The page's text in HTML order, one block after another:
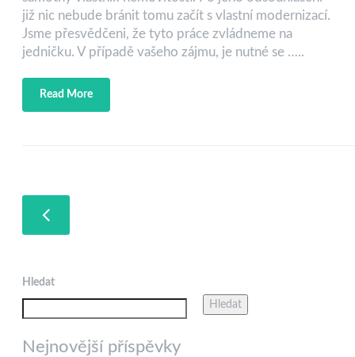
již nic nebude bránit tomu začít s vlastní modernizací.
Jsme přesvědčeni, že tyto práce zvládneme na
jedničku. V případě vašeho zájmu, je nutné se …..
Read More
Hledat
Hledat
Nejnovější příspěvky